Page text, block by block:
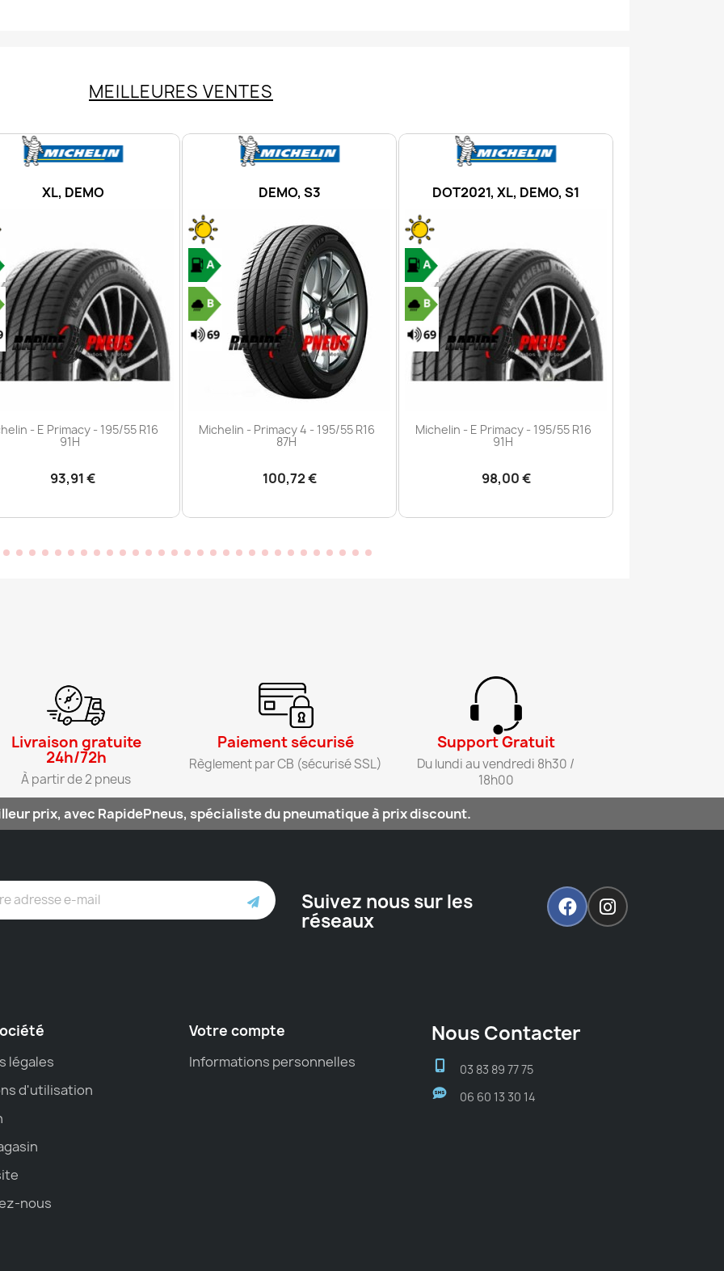
MEILLEURES VENTES
DEMO, S3
Aperçu rapide
- Primacy 4 - 195/55 R16
87H
100,72 €
DOT2021, XL, DEMO, S1
Aperçu rapide
Michelin - E Primacy - 195/55 R16
91H
98,00 €
XL, DEMO
Aperçu rapide
Michelin - E Primacy - 225/55 R18
102V
118,11 €
Livraison gratuite
24h/72h​
À partir de 2 pneus​
Paiement sécurisé​
Règlement par CB (sécurisé SSL)​
Support Gratuit​
Du lundi au vendredi 8h30 /
18h00​
prix, avec RapidePneus, spécialiste du pneumatique à prix discount.
Suivez nous sur les
réseaux
légales
d'utilisation
nous
Votre compte
Informations personnelles
Nous Contacter
03 83 89 77 75
06 60 13 30 14